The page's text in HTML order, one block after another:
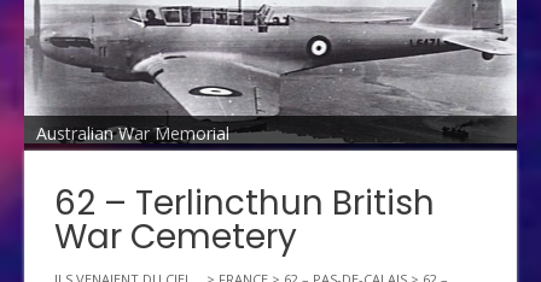
Australian War Memorial
62 – Terlincthun British
War Cemetery